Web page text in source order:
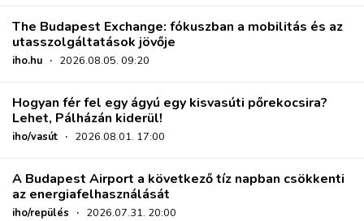
The Budapest Exchange: fókuszban a mobilitás és az
utasszolgáltatások jövője
iho.hu · 2026.08.05. 09:20
Hogyan fér fel egy ágyú egy kisvasúti pőrekocsira?
Lehet, Pálházán kiderül!
iho/vasút · 2026.08.01. 17:00
A Budapest Airport a következő tíz napban csökkenti
az energiafelhasználását
iho/repülés · 2026.07.31. 20:00